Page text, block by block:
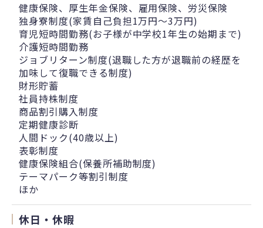
健康保険、厚生年金保険、雇用保険、労災保険
独身寮制度(家賃自己負担1万円～3万円)
育児短時間勤務(お子様が中学校1年生の始期まで)
介護短時間勤務
ジョブリターン制度(退職した方が退職前の経歴を
加味して復職できる制度)
財形貯蓄
社員持株制度
商品割引購入制度
定期健康診断
人間ドック(40歳以上)
表彰制度
健康保険組合(保養所補助制度)
テーマパーク等割引制度
ほか
休日・休暇